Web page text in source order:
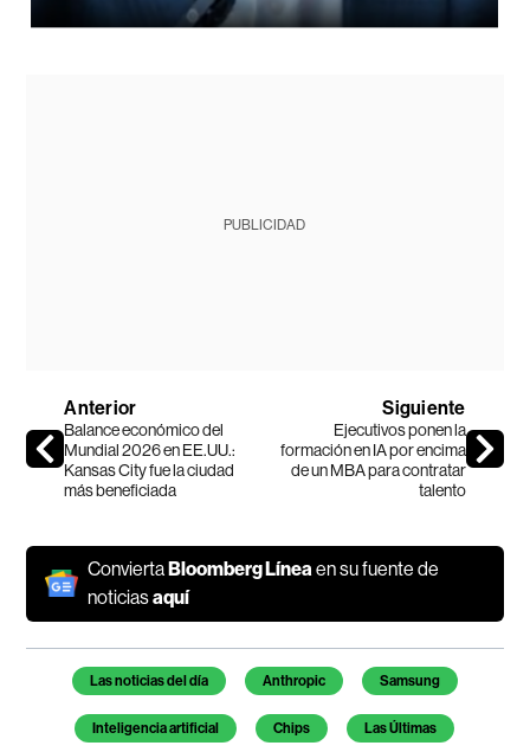
PUBLICIDAD
Anterior
Balance económico del
Mundial 2026 en EE.UU.:
Kansas City fue la ciudad
más beneficiada
Siguiente
Ejecutivos ponen la
formación en IA por encima
de un MBA para contratar
talento
ConviertaBloomberg Línea en su fuente de
noticiasaquí
Temas de este artículo
Las noticias del día Anthropic Samsung
Inteligencia artificial Chips Las Últimas